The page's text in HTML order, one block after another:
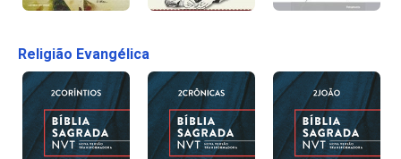
Religião Evangélica